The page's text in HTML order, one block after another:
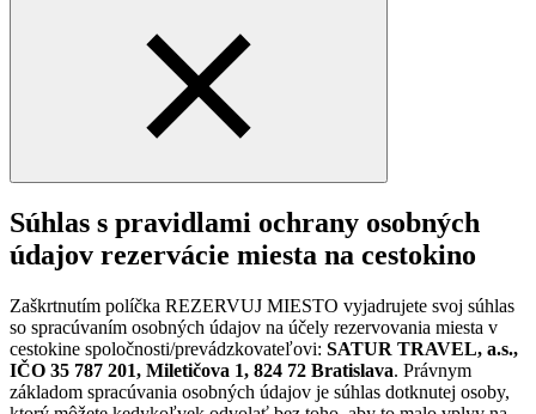
Súhlas s pravidlami ochrany osobných
údajov rezervácie miesta na cestokino
Zaškrtnutím políčka REZERVUJ MIESTO vyjadrujete svoj súhlas
so spracúvaním osobných údajov na účely rezervovania miesta v
cestokine spoločnosti/prevádzkovateľovi: SATUR TRAVEL, a.s.,
IČO 35 787 201, Miletičova 1, 824 72 Bratislava. Právnym
základom spracúvania osobných údajov je súhlas dotknutej osoby,